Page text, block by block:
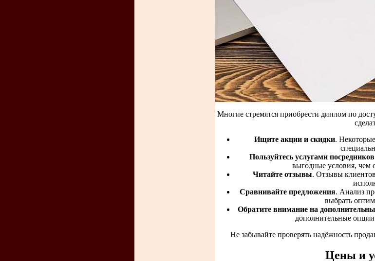
Многие стремятся приобрести диплом по
Ищите акции и скидки.
Пользуйтесь услугами посредников
выгодные условия, чем
Читайте отзывы. Отзывы
Сравнивайте предложения. Анализ
выбрать
Обратите внимание на
дополнительные
Не забывайте проверять надёжность
Цены и